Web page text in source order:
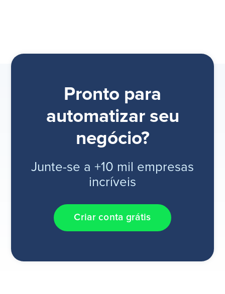
Pronto para
automatizar seu
negócio?
Junte-se a +10 mil empresas
incríveis
Criar conta grátis